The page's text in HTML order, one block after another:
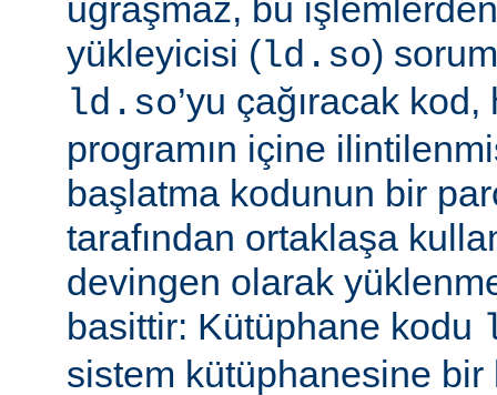
uğraşmaz, bu
yükleyicisi ( ld.so)
ld.so’yu çağıracak kod,
programın içine
başlatma kodunun bir
tarafından ortaklaşa
devingen olarak
basittir: Kütüphane kodu
sistem kütüphanesine